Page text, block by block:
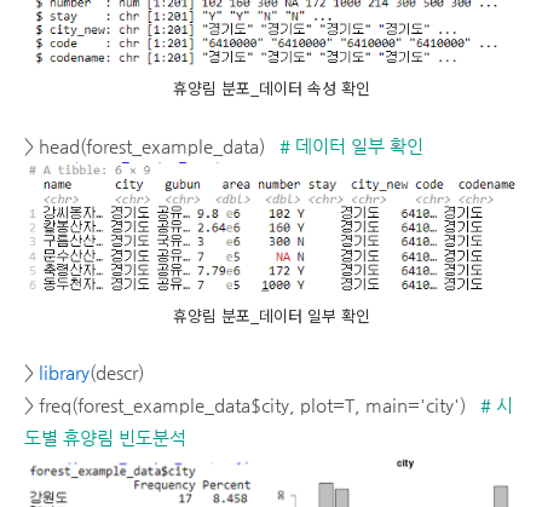
휴양림 분포_데이터 속성 확인
> head(forest_example_data) # 데이터 일부 확인
휴양림 분포_데이터 일부 확인
> library(descr)
> freq(forest_example_data$city, plot=T, main='city') # 시
도별 휴양림 빈도분석